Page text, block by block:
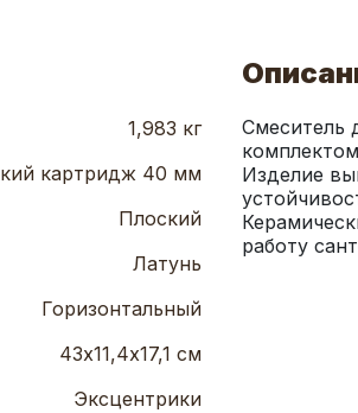
1,983 кг
картридж 40 мм
Плоский
Латунь
Горизонтальный
43х11,4х17,1 см
Эксцентрики
Смеситель
Изделие
работу